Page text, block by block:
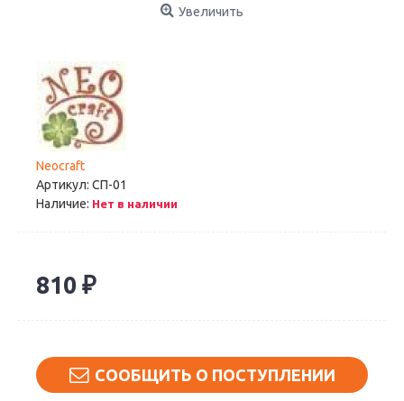
Увеличить
Neocraft
Артикул: СП-01
Наличие: Нет в наличии
810 ₽
СООБЩИТЬ О ПОСТУПЛЕНИИ